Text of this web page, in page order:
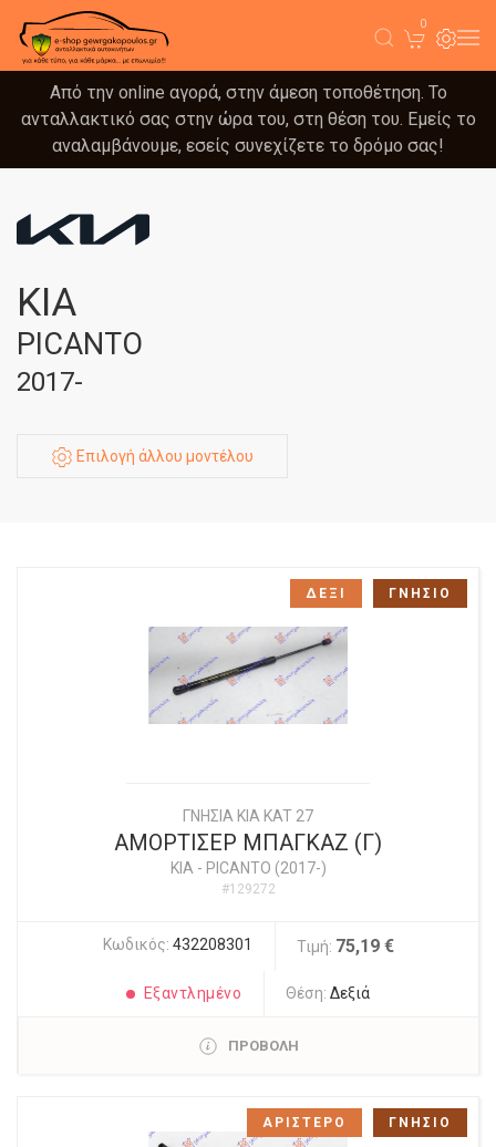
0
Από την online αγορά, στην άμεση τοποθέτηση. Το
ανταλλακτικό σας στην ώρα του, στη θέση του. Εμείς το
αναλαμβάνουμε, εσείς συνεχίζετε το δρόμο σας!
KIA
PICANTO
2017-
Επιλογή άλλου μοντέλου
ΓΝΗΣΙΑ KIA KAT 27
ΑΜΟΡΤΙΣΕΡ ΜΠΑΓΚΑΖ (Γ)
KIA - PICANTO (2017-)
#129272
Κωδικός: 432208301 Τιμή: 75,19 €
Εξαντλημένο Θέση:Δεξιά
ΠΡΟΒΟΛΗ
ΔΕΞΙ ΓΝΗΣΙΟ
ΑΡΙΣΤΕΡΟ ΓΝΗΣΙΟ